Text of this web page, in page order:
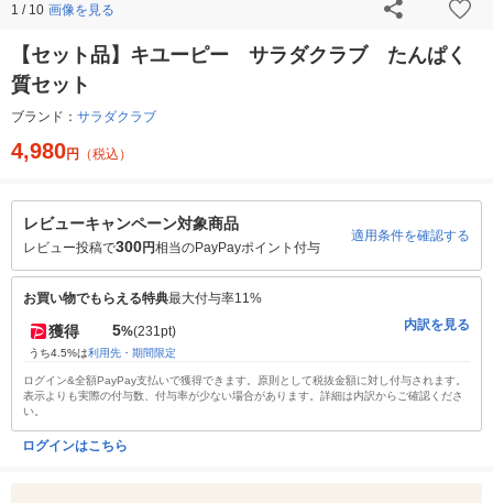
1 / 10 画像を見る
【セット品】キユーピー サラダクラブ たんぱく
質セット
ブランド： サラダクラブ
4,980円 （税込）
レビューキャンペーン対象商品
レビュー投稿で300円相当のPayPayポイント付与
適用条件を確認する
お買い物でもらえる特典最大付与率11%
獲得 5%(231pt)
うち4.5%は利用先・期間限定
内訳を見る
ログイン&全額PayPay支払いで獲得できます。原則として税抜金額に対し付与されます。
表示よりも実際の付与数、付与率が少ない場合があります。詳細は内訳からご確認くださ
い。
ログインはこちら